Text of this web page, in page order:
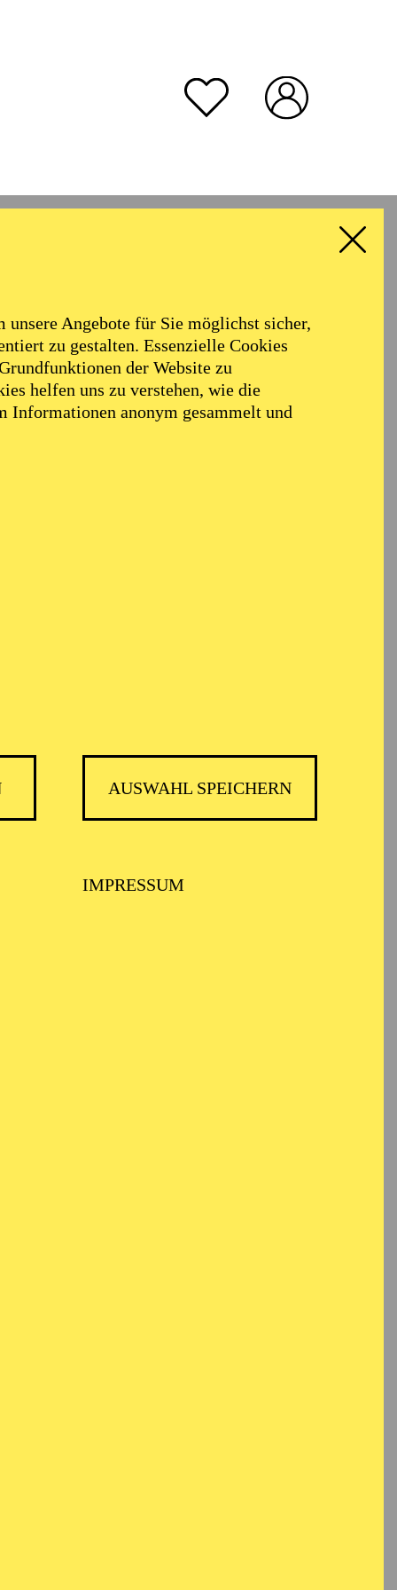
unsere Angebote für Sie möglichst sicher,
zu gestalten. Essenzielle Cookies
der Website zu
helfen uns zu verstehen, wie die
Informationen anonym gesammelt und
AUSWAHL SPEICHERN
IMPRESSUM